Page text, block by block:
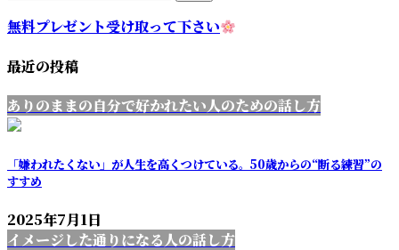
無料プレゼント受け取って下さい
最近の投稿
ありのままの自分で好かれたい人のための話し方
「嫌われたくない」が人生を高くつけている。50歳からの“断る練習”の
すすめ
2025年7月1日
イメージした通りになる人の話し方